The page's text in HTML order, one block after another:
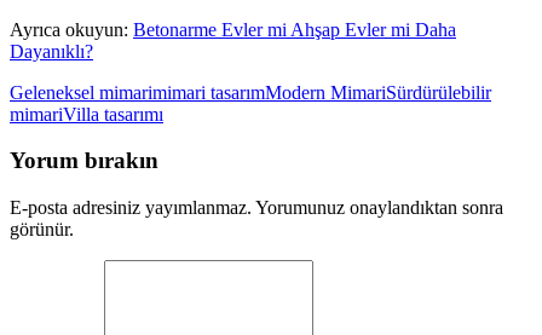
Ayrıca okuyun: Betonarme Evler mi Ahşap Evler mi Daha
Dayanıklı?
Geleneksel mimarimimari tasarımModern MimariSürdürülebilir
mimariVilla tasarımı
Yorum bırakın
E-posta adresiniz yayımlanmaz. Yorumunuz onaylandıktan sonra
görünür.